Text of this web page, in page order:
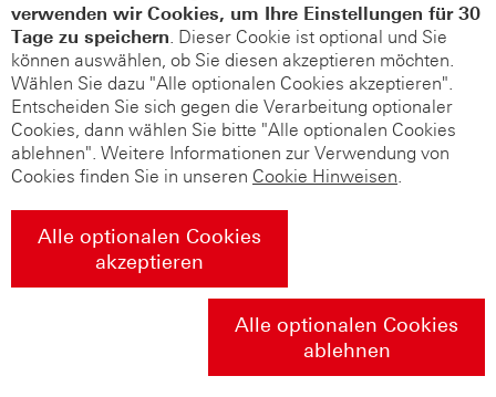
verwenden wir Cookies, um Ihre Einstellungen für 30
Tage zu speichern. Dieser Cookie ist optional und Sie
können auswählen, ob Sie diesen akzeptieren möchten.
Wählen Sie dazu "Alle optionalen Cookies akzeptieren".
Entscheiden Sie sich gegen die Verarbeitung optionaler
Cookies, dann wählen Sie bitte "Alle optionalen Cookies
ablehnen". Weitere Informationen zur Verwendung von
Cookies finden Sie in unseren Cookie Hinweisen.
Alle optionalen Cookies
akzeptieren
Alle optionalen Cookies
ablehnen